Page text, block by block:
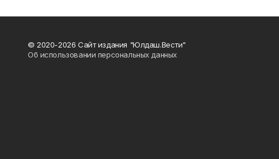
© 2020-2026 Сайт издания "Юлдаш.Вести"
Об использовании персональных данных